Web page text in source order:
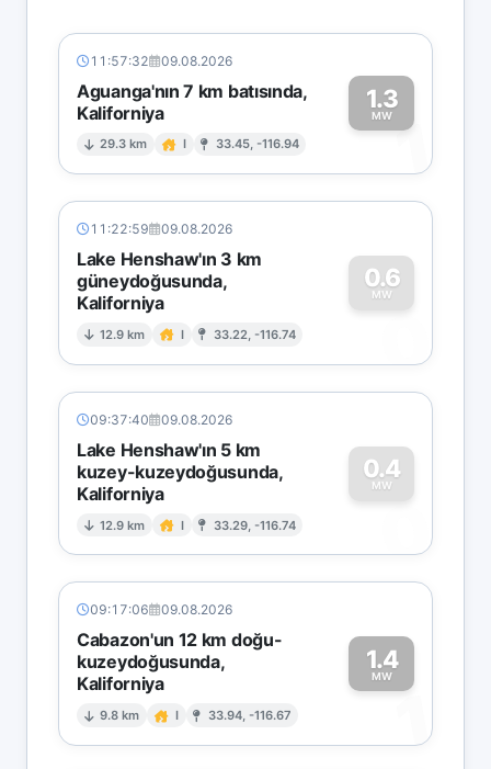
11:57:32 09.08.2026
Aguanga'nın 7 km batısında,
Kaliforniya
29.3 km I 33.45, -116.94
1.3
MW1
11:22:59 09.08.2026
Lake Henshaw'ın 3 km
güneydoğusunda,
Kaliforniya
12.9 km I 33.22, -116.74
0.6
MW
0
09:37:40 09.08.2026
Lake Henshaw'ın 5 km
kuzey-kuzeydoğusunda,
Kaliforniya
12.9 km I 33.29, -116.74
0.4
MW
0
09:17:06 09.08.2026
Cabazon'un 12 km doğu-
kuzeydoğusunda,
Kaliforniya
9.8 km I 33.94, -116.67
1.4
MW
1